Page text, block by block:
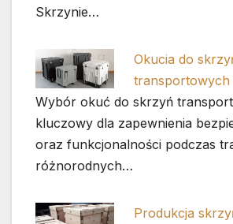
Skrzynie…
Okucia do
transportowych
Wybór okuć do skrzyń
kluczowy dla zapewnienia
oraz funkcjonalności podczas
różnorodnych…
Produkcja